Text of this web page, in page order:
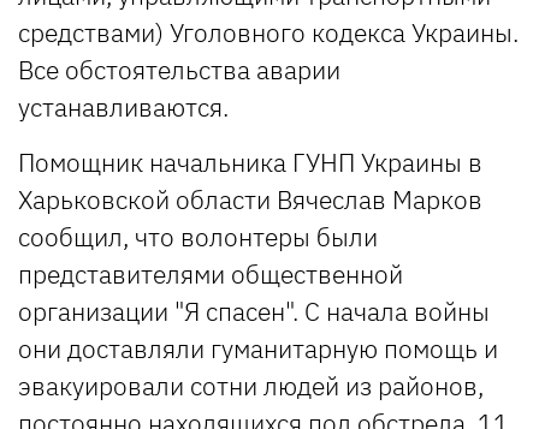
средствами) Уголовного кодекса Украины.
Все обстоятельства аварии
устанавливаются.
Помощник начальника ГУНП Украины в
Харьковской области Вячеслав Марков
сообщил, что волонтеры были
представителями общественной
организации "Я спасен". С начала войны
они доставляли гуманитарную помощь и
эвакуировали сотни людей из районов,